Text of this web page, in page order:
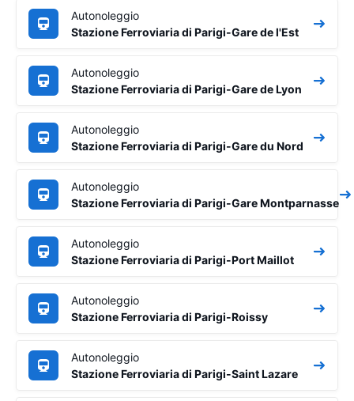
Autonoleggio
Stazione Ferroviaria di Parigi-Gare de l'Est
Autonoleggio
Stazione Ferroviaria di Parigi-Gare de Lyon
Autonoleggio
Stazione Ferroviaria di Parigi-Gare du Nord
Autonoleggio
Stazione Ferroviaria di Parigi-Gare Montparnasse
Autonoleggio
Stazione Ferroviaria di Parigi-Port Maillot
Autonoleggio
Stazione Ferroviaria di Parigi-Roissy
Autonoleggio
Stazione Ferroviaria di Parigi-Saint Lazare